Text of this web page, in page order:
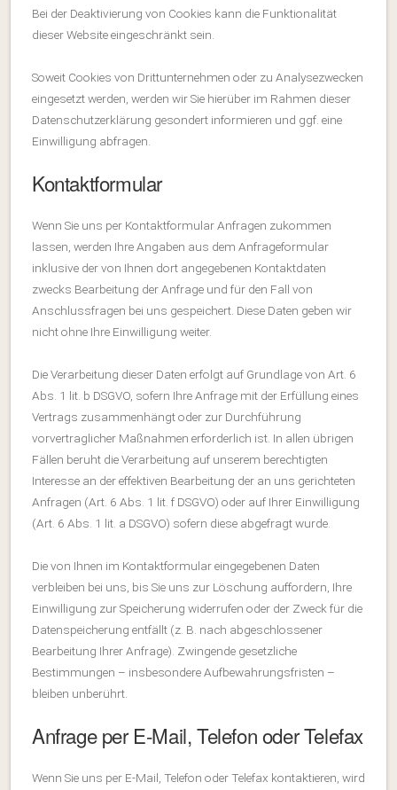
Bei der Deaktivierung von Cookies kann die Funktionalität
dieser Website eingeschränkt sein.
Soweit Cookies von Drittunternehmen oder zu Analysezwecken
eingesetzt werden, werden wir Sie hierüber im Rahmen dieser
Datenschutzerklärung gesondert informieren und ggf. eine
Einwilligung abfragen.
Kontaktformular
Wenn Sie uns per Kontaktformular Anfragen zukommen
lassen, werden Ihre Angaben aus dem Anfrageformular
inklusive der von Ihnen dort angegebenen Kontaktdaten
zwecks Bearbeitung der Anfrage und für den Fall von
Anschlussfragen bei uns gespeichert. Diese Daten geben wir
nicht ohne Ihre Einwilligung weiter.
Die Verarbeitung dieser Daten erfolgt auf Grundlage von Art. 6
Abs. 1 lit. b DSGVO, sofern Ihre Anfrage mit der Erfüllung eines
Vertrags zusammenhängt oder zur Durchführung
vorvertraglicher Maßnahmen erforderlich ist. In allen übrigen
Fällen beruht die Verarbeitung auf unserem berechtigten
Interesse an der effektiven Bearbeitung der an uns gerichteten
Anfragen (Art. 6 Abs. 1 lit. f DSGVO) oder auf Ihrer Einwilligung
(Art. 6 Abs. 1 lit. a DSGVO) sofern diese abgefragt wurde.
Die von Ihnen im Kontaktformular eingegebenen Daten
verbleiben bei uns, bis Sie uns zur Löschung auffordern, Ihre
Einwilligung zur Speicherung widerrufen oder der Zweck für die
Datenspeicherung entfällt (z. B. nach abgeschlossener
Bearbeitung Ihrer Anfrage). Zwingende gesetzliche
Bestimmungen – insbesondere Aufbewahrungsfristen –
bleiben unberührt.
Anfrage per E-Mail, Telefon oder Telefax
Wenn Sie uns per E-Mail, Telefon oder Telefax kontaktieren, wird